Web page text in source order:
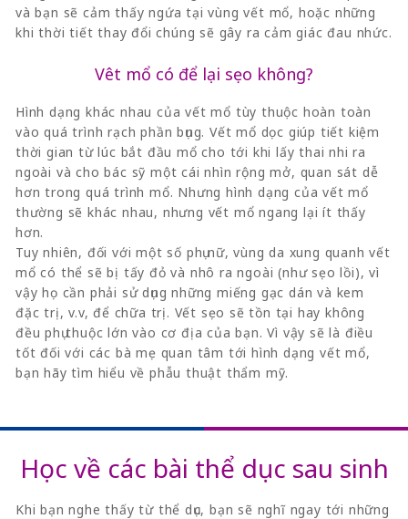
và bạn sẽ cảm thấy ngứa tại vùng vết mổ, hoặc những
khi thời tiết thay đổi chúng sẽ gây ra cảm giác đau nhức.
Vêt mổ có để lại sẹo không?
Hình dạng khác nhau của vết mổ tùy thuộc hoàn toàn
vào quá trình rạch phần bụng. Vết mổ dọc giúp tiết kiệm
thời gian từ lúc bắt đầu mổ cho tới khi lấy thai nhi ra
ngoài và cho bác sỹ một cái nhìn rộng mở, quan sát dễ
hơn trong quá trình mổ. Nhưng hình dạng của vết mổ
thường sẽ khác nhau, nhưng vết mổ ngang lại ít thấy
hơn.
Tuy nhiên, đối với một số phụ nữ, vùng da xung quanh vết
mổ có thể sẽ bị tấy đỏ và nhô ra ngoài (như sẹo lồi), vì
vậy họ cần phải sử dụng những miếng gạc dán và kem
đặc trị, v.v, để chữa trị. Vết sẹo sẽ tồn tại hay không
đều phụ thuộc lớn vào cơ địa của bạn. Vì vậy sẽ là điều
tốt đối với các bà mẹ quan tâm tới hình dạng vết mổ,
bạn hãy tìm hiểu về phẫu thuật thẩm mỹ.
Học về các bài thể dục sau sinh
Khi bạn nghe thấy từ thể dục, bạn sẽ nghĩ ngay tới những